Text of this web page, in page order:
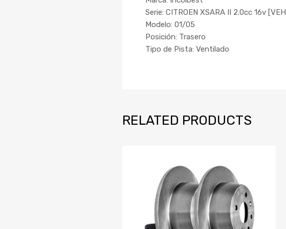
Serie: CITROEN XSARA II 2.0cc 16v
Modelo: 01/05
Posición: Trasero
Tipo de Pista: Ventilado
RELATED PRODUCTS
Añadir a la lista de deseos
agregar para comparar